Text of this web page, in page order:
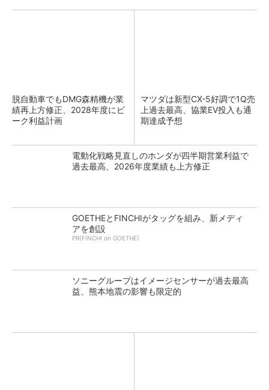
脱自動車でもDMG森精機が業
績再上方修正、2028年度にピ
ーク利益計画
マツダは新型CX-5好調で1Q売
上過去最高、協業EV投入も通
期達成予想
電動化戦略見直しのホンダが四半期営業利益で
過去最高、2026年度業績も上方修正
GOETHEとFINCHIがタッグを組み、新メディ
アを創設
PR(FINCHI on GOETHE)
ソニーグループはイメージセンサーが過去最高
益、熊本地震の影響も限定的